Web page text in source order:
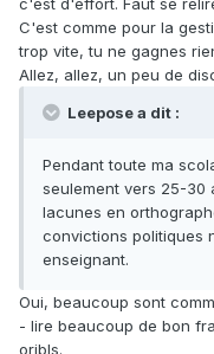
c'est d'effort. Faut se
C'est comme pour la
trop vite, tu ne gagnes
Allez, allez, un peu de
Leepose a dit :
Pendant toute ma
seulement vers 25-30
lacunes en
convictions politiques
enseignant.
Oui, beaucoup sont
- lire beaucoup de bon
oribls.